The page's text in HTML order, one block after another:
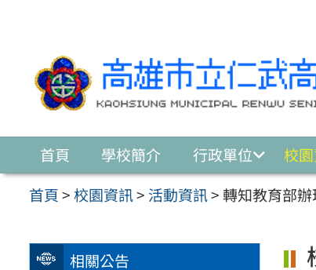
首頁 學校簡介 行政單位 校
首頁>校園資訊> 活動資訊>轉知教育部
相關公告